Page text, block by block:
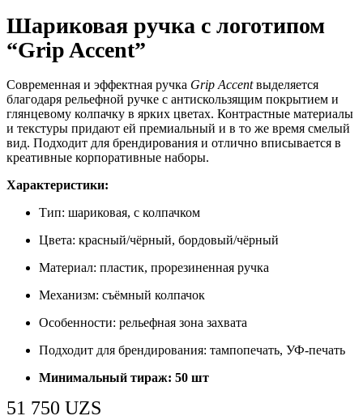
Шариковая ручка с логотипом
“Grip Accent”
Современная и эффектная ручка Grip Accentвыделяется
благодаря рельефной ручке с антискользящим покрытием и
глянцевому колпачку в ярких цветах. Контрастные материалы
и текстуры придают ей премиальный и в то же время смелый
вид. Подходит для брендирования и отлично вписывается в
креативные корпоративные наборы.
Характеристики:
Тип: шариковая, с колпачком
Цвета: красный/чёрный, бордовый/чёрный
Материал: пластик, прорезиненная ручка
Механизм: съёмный колпачок
Особенности: рельефная зона захвата
Подходит для брендирования: тампопечать, УФ-печать
Минимальный тираж: 50 шт
51 750 UZS